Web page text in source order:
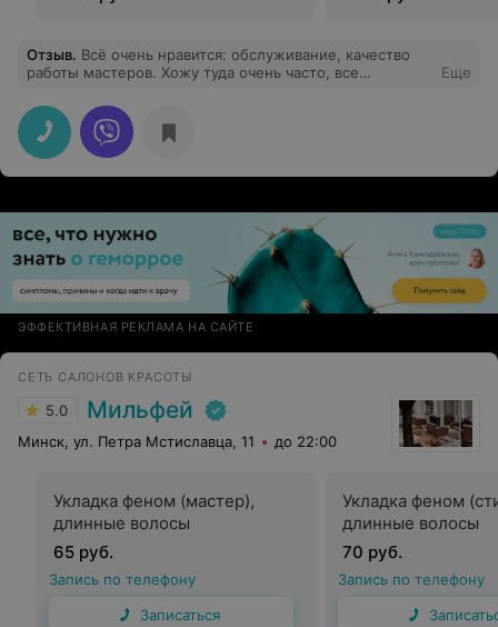
Отзыв. Всё очень нравится: обслуживание, качество
работы мастеров. Хожу туда очень часто, все
Еще
ЭФФЕКТИВНАЯ РЕКЛАМА НА САЙТЕ
СЕТЬ САЛОНОВ КРАСОТЫ
5.0 Мильфей
Минск, ул. Петра Мстиславца, 11 до 22:00
Укладка феном (мастер),
длинные волосы
65 руб.
Запись по телефону
Записаться
Укладка феном
длинные волосы
70 руб.
Запись по телефону